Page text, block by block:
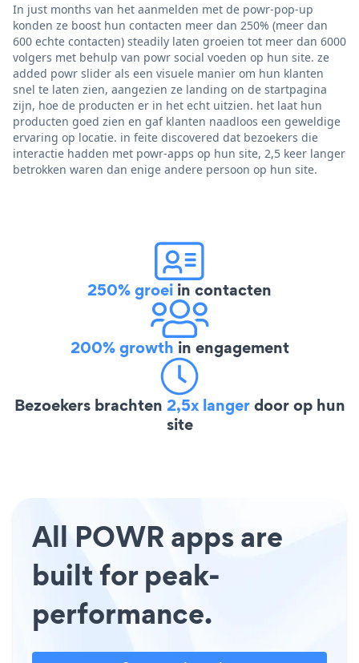
In just months van het aanmelden met de powr-pop-up
konden ze boost hun contacten meer dan 250% (meer dan
600 echte contacten) steadily laten groeien tot meer dan 6000
volgers met behulp van powr social voeden op hun site. ze
added powr slider als een visuele manier om hun klanten
snel te laten zien, aangezien ze landing on de startpagina
zijn, hoe de producten er in het echt uitzien. het laat hun
producten goed zien en gaf klanten naadloos een geweldige
ervaring op locatie. in feite discovered dat bezoekers die
interactie hadden met powr-apps op hun site, 2,5 keer langer
betrokken waren dan enige andere persoon op hun site.
250% groei in contacten
200% growth in engagement
Bezoekers brachten 2,5x langerdoor op hun
site
All POWR apps are
built for peak-
performance.